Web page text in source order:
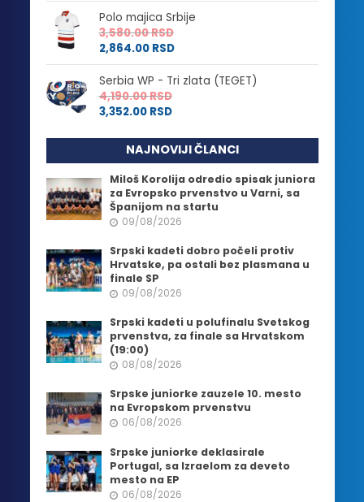
Polo majica Srbije
3,580.00RSD
2,864.00 RSD
Serbia WP - Tri zlata (TEGET)
4,190.00RSD
3,352.00 RSD
NAJNOVIJI ČLANCI
Miloš Korolija odredio spisak juniora
za Evropsko prvenstvo u Varni, sa
Španijom na startu
09/08/2026
Srpski kadeti dobro počeli protiv
Hrvatske, pa ostali bez plasmana u
finale SP
09/08/2026
Srpski kadeti u polufinalu Svetskog
prvenstva, za finale sa Hrvatskom
(19:00)
08/08/2026
Srpske juniorke zauzele 10. mesto
na Evropskom prvenstvu
06/08/2026
Srpske juniorke deklasirale
Portugal, sa Izraelom za deveto
mesto na EP
06/08/2026